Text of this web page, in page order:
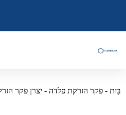
-פקר הזרקת פלדה-יצרן פקר הזרקת PU 8 מ"מ מסין